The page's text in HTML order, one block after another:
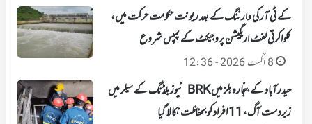
کے ٹی آر کی وارننگ کے بعد ریونت حکومت حرکت میں،
کلواکرتی لفٹ اریگیشن پروجیکٹ کے پمپس شروع
8 اگست 2026 - 12:36
حیدرآباد کے بنجارہ ہلز میں BRK نیوز بلڈنگ کے سیلر میں
زبردست آگ، 11 افراد کو بحفاظت نکالا گیا